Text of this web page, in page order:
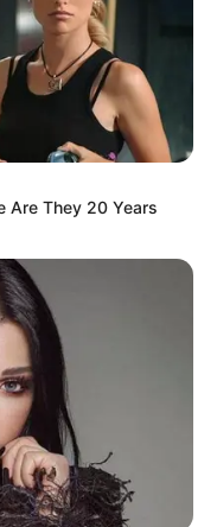
Are They 20 Years